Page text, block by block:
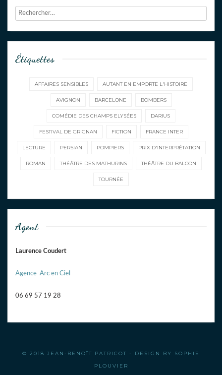
Étiquettes
AFFAIRES SENSIBLES AUTANT EN EMPORTE L'HISTOIRE
AVIGNON BARCELONE BOMBERS
COMÉDIE DES CHAMPS ELYSÉES DARIUS
FESTIVAL DE GRIGNAN FICTION FRANCE INTER
LECTURE PERSIAN POMPIERS PRIX D'INTERPRÉTATION
ROMAN THÉÂTRE DES MATHURINS THÉÂTRE DU BALCON
TOURNÉE
Agent
Laurence Coudert
Agence Arc en Ciel
06 69 57 19 28
© 2018 JEAN-BENOÎT PATRICOT - DESIGN BY SOPHIE
PLOUVIER